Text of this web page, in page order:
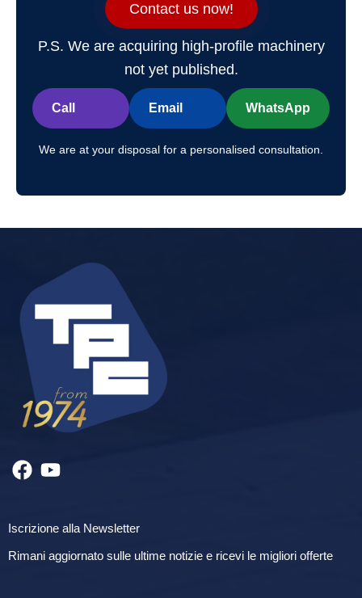
Contact us now!
P.S. We are acquiring high-profile machinery
not yet published.
Call Email WhatsApp
We are at your disposal for a personalised consultation.
Iscrizione alla Newsletter
Rimani aggiornato sulle ultime notizie e ricevi le migliori offerte